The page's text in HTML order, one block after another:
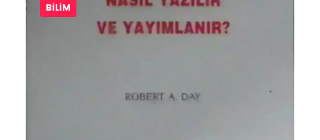
BILIM